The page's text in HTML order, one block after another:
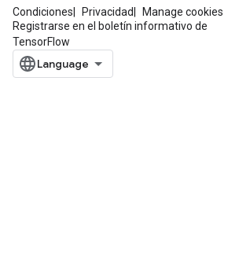
Condiciones Privacidad
Manage cookies
Registrarse en el boletín informativo de
TensorFlow